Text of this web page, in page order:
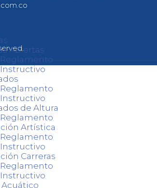
Abiertas
Reglamento
Instructivo
Reglamento
Instructivo
de Altura
Reglamento
Artística
Reglamento
Instructivo
Carreras
Reglamento
Instructivo
Acuático